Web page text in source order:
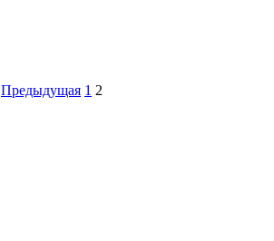
Предыдущая 1 2